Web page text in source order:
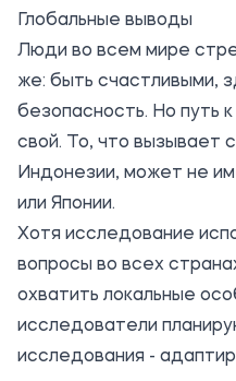
Глобальные выводы
Люди во всем мире
же: быть счастливыми,
безопасность. Но путь
свой. То, что вызывает
Индонезии, может не
или Японии.
Хотя исследование
вопросы во всех
охватить локальные
исследователи
исследования -